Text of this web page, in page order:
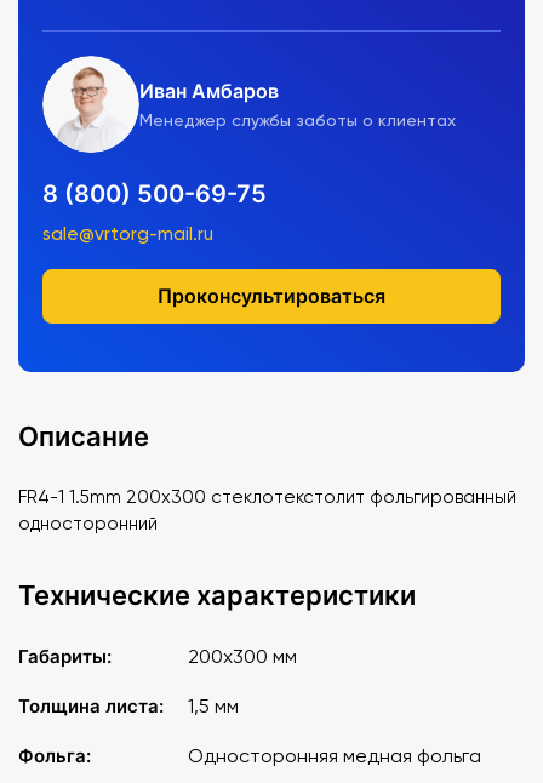
Иван Амбаров
Менеджер службы заботы о клиентах
8 (800) 500-69-75
sale@vrtorg-mail.ru
Проконсультироваться
Описание
FR4-1 1.5mm 200x300 стеклотекстолит фольгированный
односторонний
Технические характеристики
Габариты: 200x300 мм
Толщина листа: 1,5 мм
Фольга: Односторонняя медная фольга